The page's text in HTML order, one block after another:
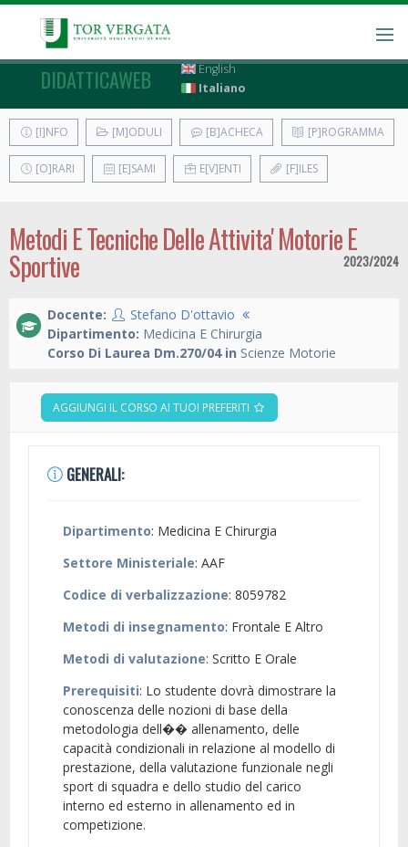
DIDATTICAWEB
English
Italiano
[I]NFO [M]ODULI [B]ACHECA [P]ROGRAMMA
[O]RARI [E]SAMI E[V]ENTI [F]ILES
Metodi E Tecniche Delle Attivita' Motorie E
Sportive 2023/2024
Docente:
Stefano D'ottavio
Dipartimento: Medicina E Chirurgia
Corso Di Laurea Dm.270/04 in Scienze Motorie
AGGIUNGI IL CORSO AI TUOI PREFERITI
GENERALI:
Dipartimento: Medicina E Chirurgia
Settore Ministeriale: AAF
Codice di verbalizzazione: 8059782
Metodi di insegnamento: Frontale E Altro
Metodi di valutazione: Scritto E Orale
Prerequisiti: Lo studente dovrà dimostrare la
conoscenza delle nozioni di base della
metodologia dell�� allenamento, delle
capacità condizionali in relazione al modello di
prestazione, della valutazione funzionale negli
sport di squadra e dello studio del carico
interno ed esterno in allenamento ed in
competizione.